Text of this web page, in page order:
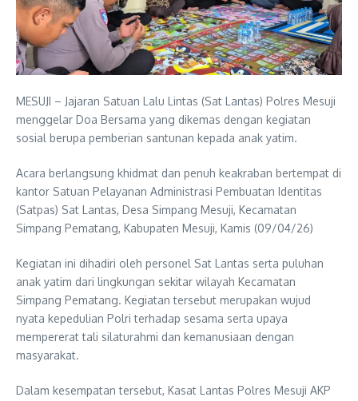
MESUJI – Jajaran Satuan Lalu Lintas (Sat Lantas) Polres Mesuji
menggelar Doa Bersama yang dikemas dengan kegiatan
sosial berupa pemberian santunan kepada anak yatim.
Acara berlangsung khidmat dan penuh keakraban bertempat di
kantor Satuan Pelayanan Administrasi Pembuatan Identitas
(Satpas) Sat Lantas, Desa Simpang Mesuji, Kecamatan
Simpang Pematang, Kabupaten Mesuji, Kamis (09/04/26)
Kegiatan ini dihadiri oleh personel Sat Lantas serta puluhan
anak yatim dari lingkungan sekitar wilayah Kecamatan
Simpang Pematang. Kegiatan tersebut merupakan wujud
nyata kepedulian Polri terhadap sesama serta upaya
mempererat tali silaturahmi dan kemanusiaan dengan
masyarakat.
Dalam kesempatan tersebut, Kasat Lantas Polres Mesuji AKP